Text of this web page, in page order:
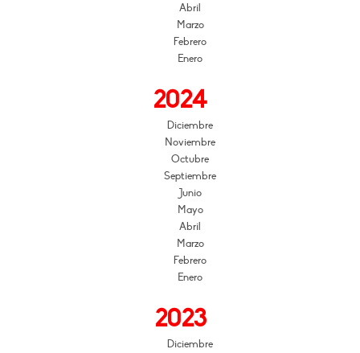
Abril
Marzo
Febrero
Enero
2024
Diciembre
Noviembre
Octubre
Septiembre
Junio
Mayo
Abril
Marzo
Febrero
Enero
2023
Diciembre